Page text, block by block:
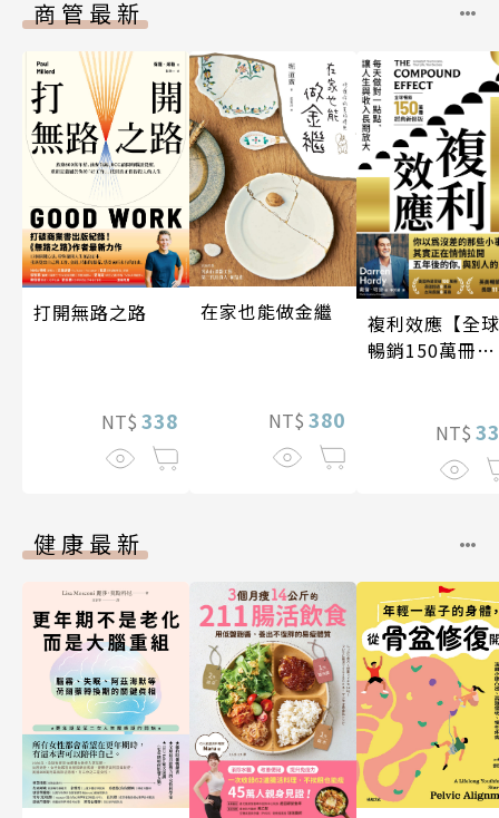
商管最新
打開無路之路
NT$ 338
在家也能做金繼
NT$ 380
複利效應【全球
暢銷150萬冊・
NT$
健康最新